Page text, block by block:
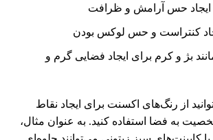
ایجاد حس آرامش و ظرافت
کنتراست و حس لوکس بودن
بژ و کرم برای ایجاد فضایی گرم و
از رنگ‌های اکسنت برای ایجاد نقاط
به فضا استفاده کنید. به عنوان مثال،